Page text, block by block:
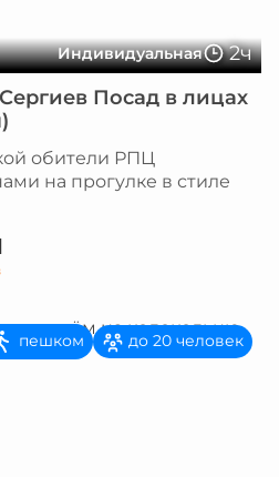
Индивидуальная 2ч
Посад в лицах
обители РПЦ
на прогулке в стиле
пешком до 20 человек